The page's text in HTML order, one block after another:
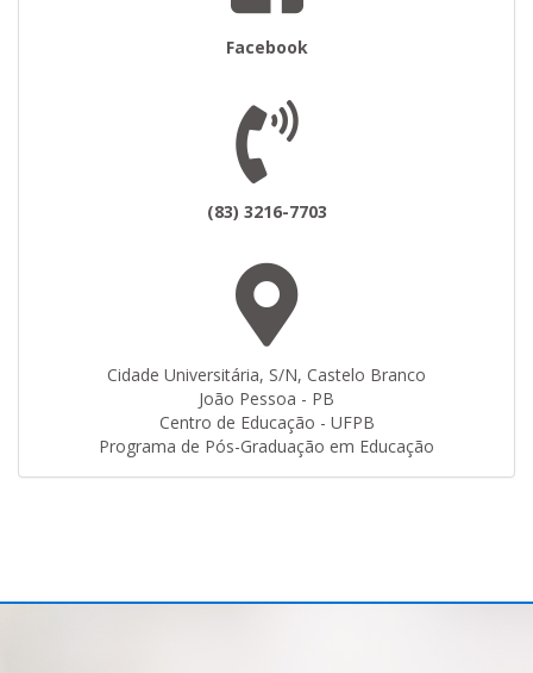
Facebook
(83) 3216-7703
Cidade Universitária, S/N, Castelo Branco
João Pessoa - PB
Centro de Educação - UFPB
Programa de Pós-Graduação em Educação